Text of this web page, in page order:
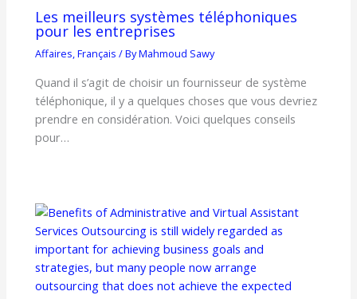
Les meilleurs systèmes téléphoniques
pour les entreprises
Affaires,Français / ByMahmoud Sawy
Quand il s’agit de choisir un fournisseur de système
téléphonique, il y a quelques choses que vous devriez
prendre en considération. Voici quelques conseils
pour…